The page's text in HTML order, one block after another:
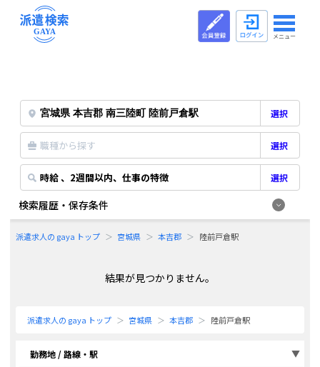
メニュー
選択
職種から探す 選択
時給 、2週間以内、仕事の特徴 選択
検索履歴・保存条件
派遣求人の gaya トップ 宮城県 本吉郡 陸前戸倉駅
結果が見つかりません。
派遣求人の gaya トップ 宮城県 本吉郡 陸前戸倉駅
勤務地 / 路線・駅